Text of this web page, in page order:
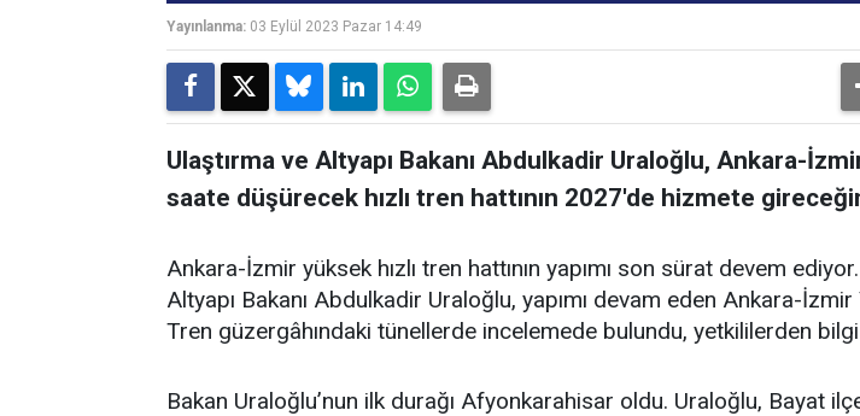
Yayınlanma: 03 Eylül 2023 Pazar 14:49
Ulaştırma ve Altyapı Bakanı Abdulkadir Uraloğlu, Ankara-
saate düşürecek hızlı tren hattının 2027'de hizmete
Ankara-İzmir yüksek hızlı tren hattının yapımı son sürat devem
Altyapı Bakanı Abdulkadir Uraloğlu, yapımı devam eden Ankara-İzmir
Tren güzergâhındaki tünellerde incelemede bulundu, yetkililerden bilgi
Bakan Uraloğlu’nun ilk durağı Afyonkarahisar oldu. Uraloğlu, Bayat